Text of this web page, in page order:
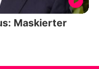
Maskierter